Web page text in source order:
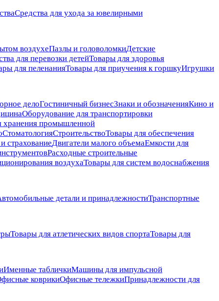
Средства для ухода за ювелирными
воздухеПазлы и головоломкиДетские
для перевозки детейТовары для здоровья
для пеленанияТовары для приучения к горшкуИгрушки
делоГостиничный бизнесЗнаки и обозначенияКино и
Оборудование для транспортировки
хранения промышленной
СтоматологияСтроительствоТовары для обеспечения
страхованиеДвигатели малого объемаЕмкости для
Расходные строительные
воздухаТовары для систем водоснабжения
детали и принадлежностиТранспортные
Товары для атлетических видов спортаТовары для
Именные табличкиМашины для импульсной
коврикиОфисные тележкиПринадлежности для